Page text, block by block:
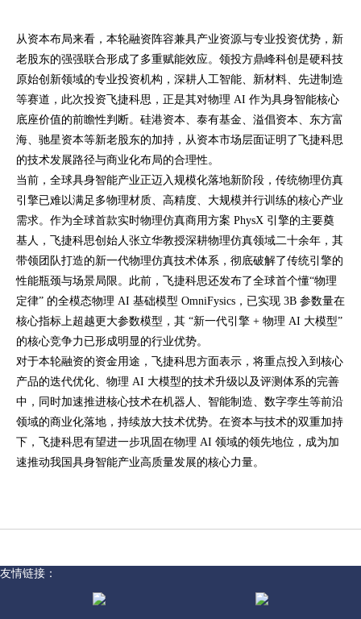
从资本布局来看，本轮融资阵容兼具产业资源与专业投资优势，新
老股东的强强联合形成了多重赋能效应。领投方鼎峰科创是硬科技
原始创新领域的专业投资机构，深耕人工智能、新材料、先进制造
等赛道，此次投资飞捷科思，正是其对物理 AI 作为具身智能核心
底座价值的前瞻性判断。硅港资本、泰有基金、溢倡资本、东方富
海、驰星资本等新老股东的加持，从资本市场层面证明了飞捷科思
的技术发展路径与商业化布局的合理性。
当前，全球具身智能产业正迈入规模化落地新阶段，传统物理仿真
引擎已难以满足多物理材质、高精度、大规模并行训练的核心产业
需求。作为全球首款实时物理仿真商用方案 PhysX 引擎的主要奠
基人，飞捷科思创始人张立华教授深耕物理仿真领域二十余年，其
带领团队打造的新一代物理仿真技术体系，彻底破解了传统引擎的
性能瓶颈与场景局限。此前，飞捷科思还发布了全球首个懂“物理
定律” 的全模态物理 AI 基础模型 OmniFysics，已实现 3B 参数量在
核心指标上超越更大参数模型，其 “新一代引擎 + 物理 AI 大模型”
的核心竞争力已形成明显的行业优势。
对于本轮融资的资金用途，飞捷科思方面表示，将重点投入到核心
产品的迭代优化、物理 AI 大模型的技术升级以及评测体系的完善
中，同时加速推进核心技术在机器人、智能制造、数字孪生等前沿
领域的商业化落地，持续放大技术优势。在资本与技术的双重加持
下，飞捷科思有望进一步巩固在物理 AI 领域的领先地位，成为加
速推动我国具身智能产业高质量发展的核心力量。
友情链接：